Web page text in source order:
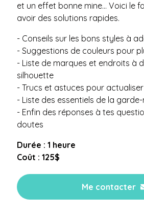
et un effet bonne mine… Voici le
avoir des solutions rapides.
- Conseils sur les bons styles à
- Suggestions de couleurs pour
- Liste de marques et endroits à
silhouette
- Trucs et astuces pour
- Liste des essentiels de la
- Enfin des réponses à tes
doutes
Durée : 1 heure
Coût : 125$
Me contacter